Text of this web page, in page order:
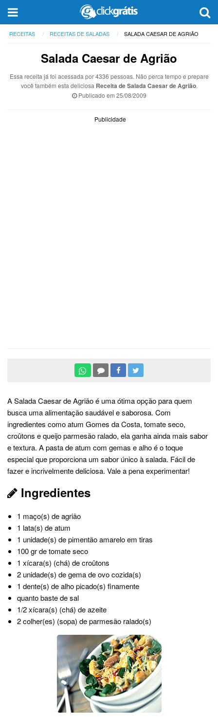
RECEITAS RECEITAS DE SALADAS SALADA CAESAR DE AGRIÃO
Salada Caesar de Agrião
Essa receita já foi acessada por 4336 pessoas. Não perca tempo e prepare
você também esta deliciosa Receita de Salada Caesar de Agrião.
Publicado em 25/08/2009
Publicidade
A Salada Caesar de Agrião é uma ótima opção para quem
busca uma alimentação saudável e saborosa. Com
ingredientes como atum Gomes da Costa, tomate seco,
croûtons e queijo parmesão ralado, ela ganha ainda mais sabor
e textura. A pasta de atum com gemas e alho é o toque
especial que proporciona um sabor único à salada. Fácil de
fazer e incrivelmente deliciosa. Vale a pena experimentar!
Ingredientes
1 maço(s) de agrião
1 lata(s) de atum
1 unidade(s) de pimentão amarelo em tiras
100 gr de tomate seco
1 xícara(s) (chá) de croûtons
2 unidade(s) de gema de ovo cozida(s)
1 dente(s) de alho picado(s) finamente
quanto baste de sal
1/2 xícara(s) (chá) de azeite
2 colher(es) (sopa) de parmesão ralado(s)